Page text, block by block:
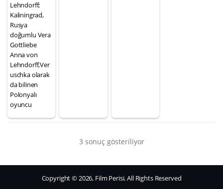
Lehndorff;
Kaliningrad,
Rusya
doğumlu Vera
Gottliebe
Anna von
Lehndorff,Ver
uschka olarak
da bilinen
Polonyalı
oyuncu
3 sonuç gösteriliyor
Copyright © 2026, Film Perisi. All Rights Reserved